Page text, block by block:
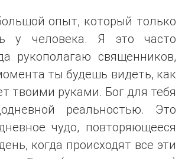
опыт, который только
у человека. Я это часто
рукополагаю священников,
ты будешь видеть, как
твоими руками. Бог для тебя
реальностью. Это
чудо, повторяющееся
когда происходят все эти